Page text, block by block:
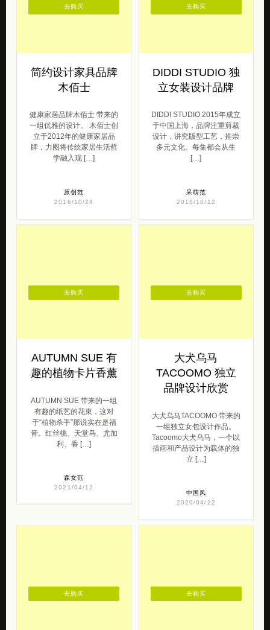
简约设计家具品牌
木佰士
健康家居品牌木佰士 带来的
一组优雅的设计。 木佰士创
立于2012年的健康家居品
牌，力图将传统家居生活哲
学融入现 […]
原创范
2016/10/24
去购买
DIDDI STUDIO 独
立女装设计品牌
DIDDI STUDIO 2015年成立
于中国上海，品牌注重剪裁
设计，讲究版型工艺，推崇
多元文化。每集都会从生
[…]
呆萌范
2018/10/12
去购买
AUTUMN SUE 有
趣的植物卡片香薰
AUTUMN SUE 带来的一组
有趣的纸艺的花束，这对
于“植物杀手”那说实在是福
音。红丝桃、天堂鸟、尤加
利、香 […]
森女范
2021/04/12
去购买
大犬乌马
TACOOMO 独立
品牌设计欣赏
大犬乌马TACOOMO 带来的
一组独立女包设计作品。
Tacoomo大犬乌马，一个以
插画和产品设计为载体的独
立 […]
中国风
2020/04/22
去购买
去购买 去购买